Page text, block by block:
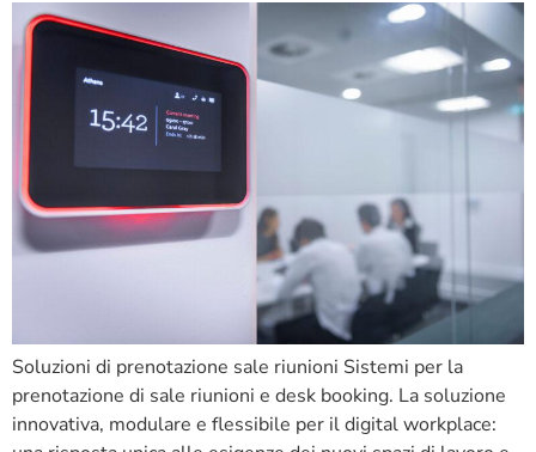
Soluzioni di prenotazione sale riunioni Sistemi per la
prenotazione di sale riunioni e desk booking. La soluzione
innovativa, modulare e flessibile per il digital workplace: